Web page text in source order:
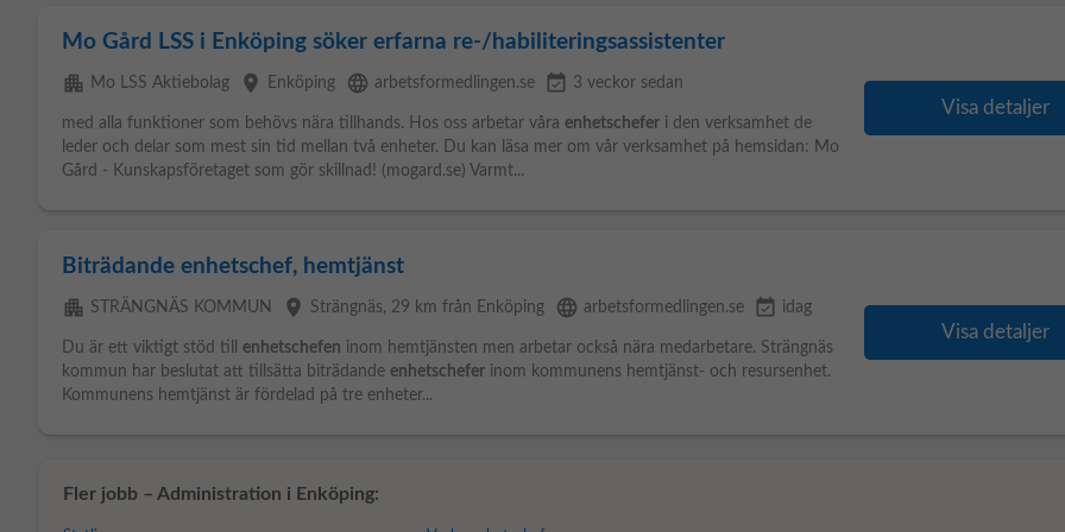
Mo Gård LSS i Enköping söker erfarna re-/habiliteringsassistenter
apartment Mo LSS Aktiebolag place Enköping language arbetsformedlingen.se event_available 3 veckor sedan
med alla funktioner som behövs nära tillhands. Hos oss arbetar våra enhetschefer i den verksamhet de
leder och delar som mest sin tid mellan två enheter. Du kan läsa mer om vår verksamhet på hemsidan: Mo
Gård - Kunskapsföretaget som gör skillnad! (mogard.se) Varmt...
Visa detaljer
Biträdande enhetschef, hemtjänst
apartment STRÄNGNÄS KOMMUN place Strängnäs, 29 km från Enköping language arbetsformedlingen.se event_available idag
Du är ett viktigt stöd till enhetschefen inom hemtjänsten men arbetar också nära medarbetare. Strängnäs
kommun har beslutat att tillsätta biträdande enhetschefer inom kommunens hemtjänst- och resursenhet.
Kommunens hemtjänst är fördelad på tre enheter...
Visa detaljer
Fler jobb – Administration i Enköping: